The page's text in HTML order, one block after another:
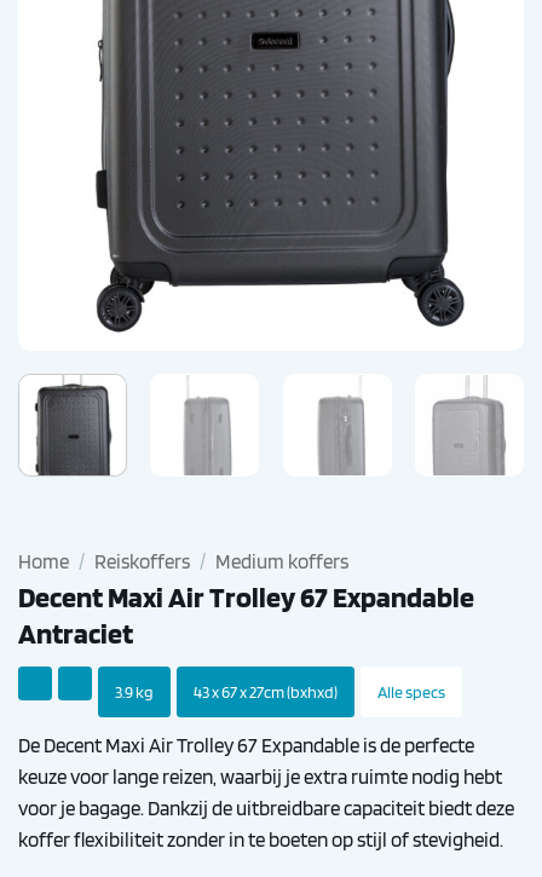
Home / Reiskoffers / Medium koffers
Decent Maxi Air Trolley 67 Expandable
Antraciet
3.9 kg 43 x 67 x 27cm (bxhxd) Alle specs
De Decent Maxi Air Trolley 67 Expandable is de perfecte
keuze voor lange reizen, waarbij je extra ruimte nodig hebt
voor je bagage. Dankzij de uitbreidbare capaciteit biedt deze
koffer flexibiliteit zonder in te boeten op stijl of stevigheid.